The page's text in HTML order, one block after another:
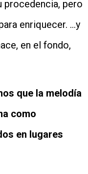
procedencia, pero
enriquecer. …y
en el fondo,
que la melodía
como
en lugares